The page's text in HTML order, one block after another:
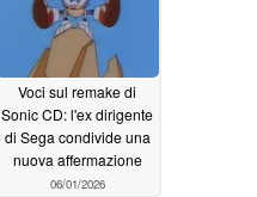
Voci sul remake di
Sonic CD: l'ex dirigente
di Sega condivide una
nuova affermazione
06/01/2026